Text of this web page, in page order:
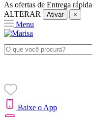
As ofertas de Entrega rápida
ALTERAR
Ativar ×
Menu
Baixe o App